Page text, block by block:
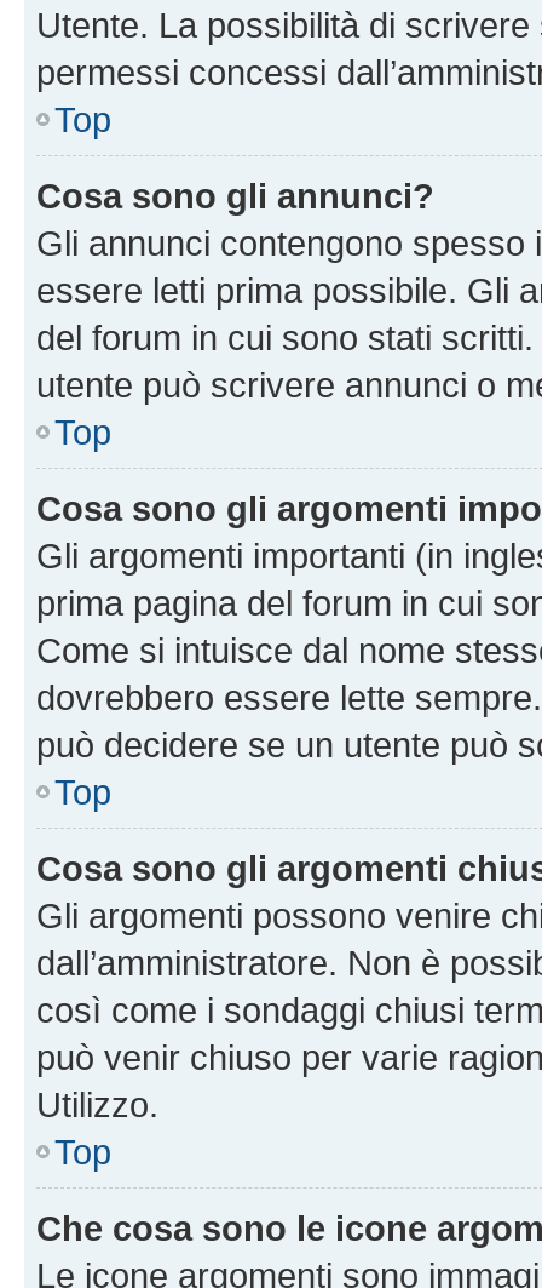
Utente. La possibilità di
permessi concessi
Top
Cosa sono gli annunci?
Gli annunci contengono
essere letti prima possibile. Gli
del forum in cui sono stati
utente può scrivere annunci o
Top
Cosa sono gli argomenti
Gli argomenti importanti (in
prima pagina del forum in cui
Come si intuisce dal nome
dovrebbero essere lette
può decidere se un utente può
Top
Cosa sono gli argomenti
Gli argomenti possono venire
dall’amministratore. Non è
così come i sondaggi chiusi
può venir chiuso per varie
Utilizzo.
Top
Che cosa sono le icone
Le icone argomenti sono